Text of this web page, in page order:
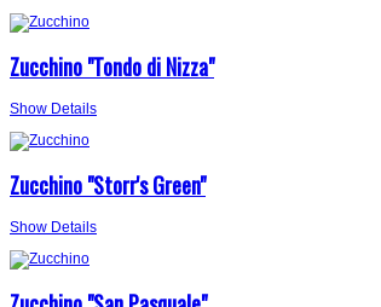
Zucchino "Tondo di Nizza"
Show Details
Zucchino "Storr's Green"
Show Details